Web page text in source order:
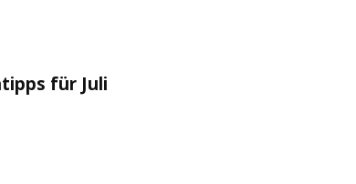
für Juli